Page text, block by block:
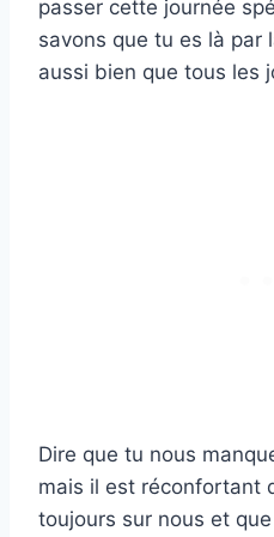
passer cette journée
savons que tu es là par
aussi bien que tous les
Dire que tu nous
mais il est réconfortant
toujours sur nous et